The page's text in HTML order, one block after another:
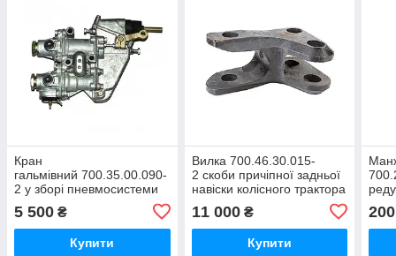
Кран
гальмівний 700.35.00.090-
2 у зборі пневмосистеми
гальм тракторів Кировець
К 700, К 701, К 702, К 744
5 500 ₴
Купити
Вилка 700.46.30.015-
2 скоби причіпної задньої
навіски колісного трактора
Кировець К-700, К-700А,
К-701,К-744
11 000₴
Купити
К-
200